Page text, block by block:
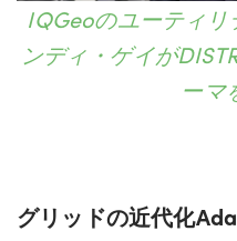
IQGeoのユーティ
ンディ・ゲイが
ーマ
グリッドの近代化